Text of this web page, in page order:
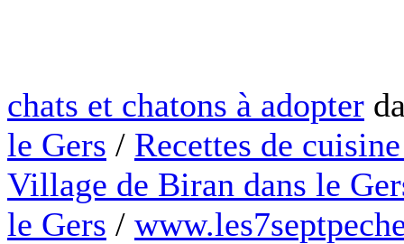
chats et chatons à adopter
le Gers / Recettes de
Village de Biran dans le
le Gers /